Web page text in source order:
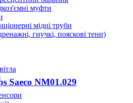
муфти
мідні труби
гнучкі, пояскові тени)
Saeco NM01.029